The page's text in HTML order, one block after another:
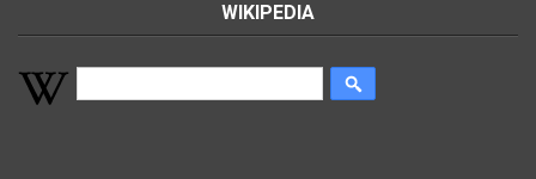
WIKIPEDIA